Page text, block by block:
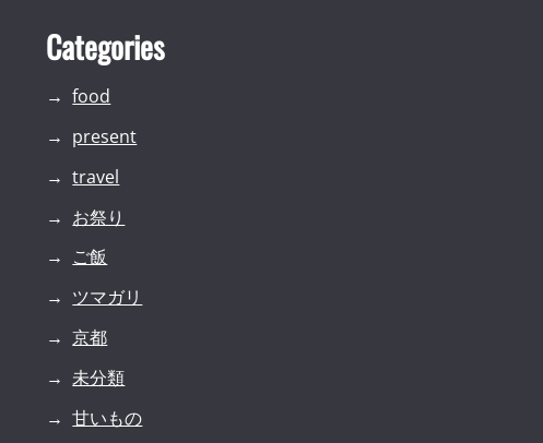
Categories
food
present
travel
お祭り
ご飯
ツマガリ
京都
未分類
甘いもの